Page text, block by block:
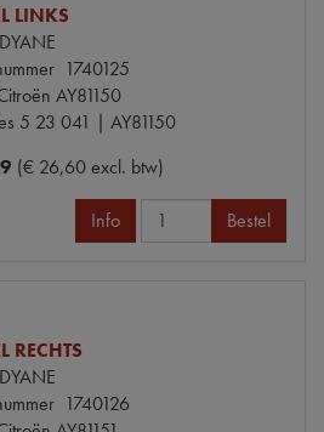
LINKS
DYANE
1740125
AY81150
5 23 041 | AY81150
(€ 26,60 excl. btw)
Info Bestel
RECHTS
DYANE
1740126